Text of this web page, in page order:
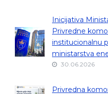
Inicijativa
Privredne
institucionalnu
ministarstva
30.06.2026
Privredna